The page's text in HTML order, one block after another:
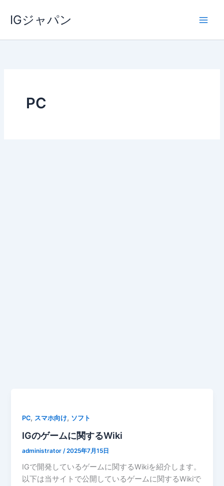
ス
IGジャパン
PC
PC, スマホ向け, ソフト
IGのゲームに関するWiki
administrator /2025年7月15日
IGで開発しているゲームに関するWikiを紹介します。
以下は当サイトで公開しているゲームに関するWikiで